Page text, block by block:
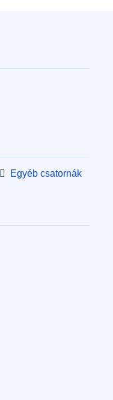
Egyéb csatornák